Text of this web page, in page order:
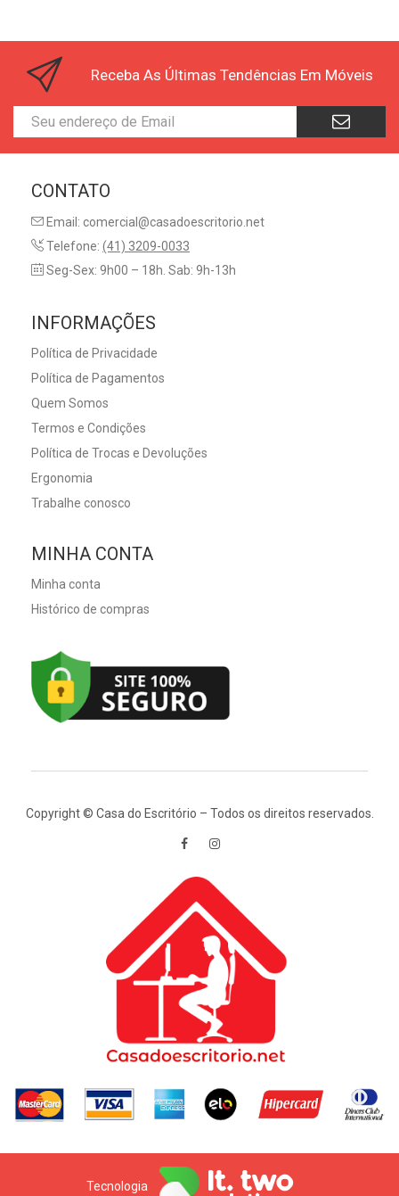
Receba As Últimas Tendências Em Móveis
CONTATO
Email: comercial@casadoescritorio.net
Telefone: (41) 3209-0033
Seg-Sex: 9h00 – 18h. Sab: 9h-13h
INFORMAÇÕES
Política de Privacidade
Política de Pagamentos
Quem Somos
Termos e Condições
Política de Trocas e Devoluções
Ergonomia
Trabalhe conosco
MINHA CONTA
Minha conta
Histórico de compras
Copyright © Casa do Escritório – Todos os direitos reservados.
Tecnologia